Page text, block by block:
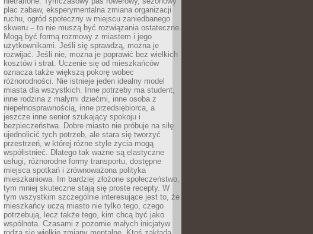
plac zabaw, eksperymentalna zmiana organizacji
ruchu, ogród społeczny w miejscu zaniedbanego
skweru – to nie muszą być rozwiązania ostateczne.
Mogą być formą rozmowy z miastem i jego
użytkownikami. Jeśli się sprawdzą, można je
rozwijać. Jeśli nie, można je poprawić bez wielkich
kosztów i strat. Uczenie się od mieszkańców
oznacza także większą pokorę wobec
różnorodności. Nie istnieje jeden idealny model
miasta dla wszystkich. Inne potrzeby ma student,
inne rodzina z małymi dziećmi, inne osoba z
niepełnosprawnością, inne przedsiębiorca, a
jeszcze inne senior szukający spokoju i
bezpieczeństwa. Dobre miasto nie próbuje na siłę
ujednolicić tych potrzeb, ale stara się tworzyć
przestrzeń, w której różne style życia mogą
współistnieć. Dlatego tak ważne są elastyczne
usługi, różnorodne formy transportu, dostępne
miejsca spotkań i zrównoważona polityka
mieszkaniowa. Im bardziej złożone społeczeństwo,
tym mniej skuteczne stają się proste recepty. W
tym wszystkim szczególnie interesujące jest to, że
mieszkańcy uczą miasto nie tylko tego, czego
potrzebują, lecz także tego, kim chcą być jako
wspólnota. Czasami z pozornie małych inicjatyw